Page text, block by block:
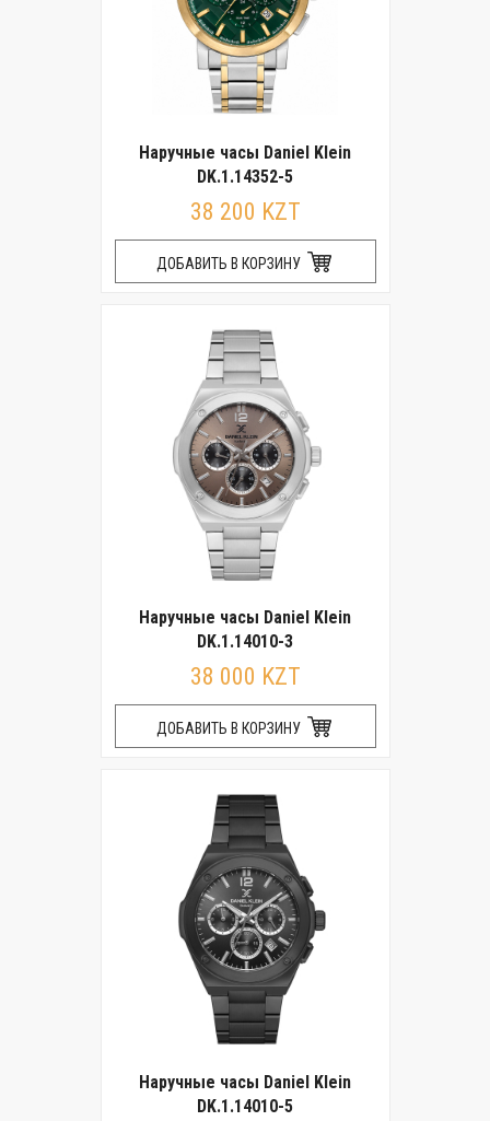
Наручные часы Daniel Klein
DK.1.14352-5
38 200 KZT
ДОБАВИТЬ В КОРЗИНУ
Наручные часы Daniel Klein
DK.1.14010-3
38 000 KZT
ДОБАВИТЬ В КОРЗИНУ
Наручные часы Daniel Klein
DK.1.14010-5